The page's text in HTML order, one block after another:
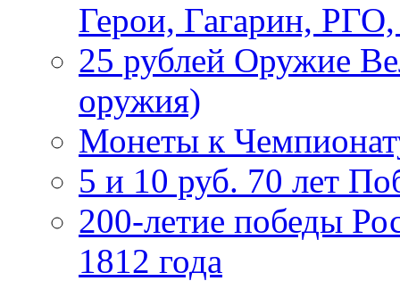
Герои, Гагарин,
25 рублей Оружие
оружия)
Монеты к
5 и 10 руб. 70 лет
200-летие победы
1812 года